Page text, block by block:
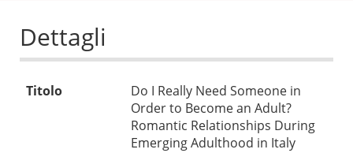
Dettagli
Titolo
Do I Really Need Someone in
Order to Become an Adult?
Romantic Relationships During
Emerging Adulthood in Italy